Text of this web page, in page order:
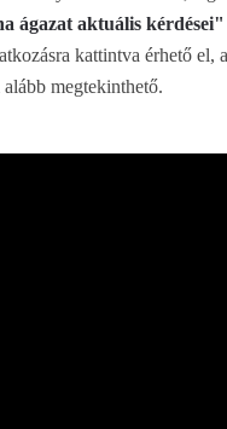
ágazat aktuális kérdései"
kattintva érhető el,
megtekinthető.